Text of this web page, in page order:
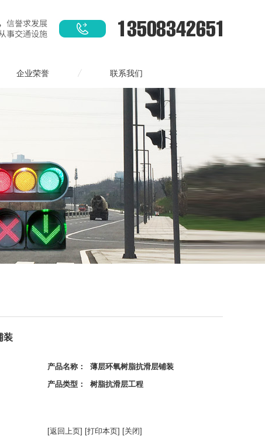
企业荣誉 联系我们
装
产品名称： 薄层环氧树脂抗滑层铺装
产品类型： 树脂抗滑层工程
[返回上页] [打印本页] [关闭]